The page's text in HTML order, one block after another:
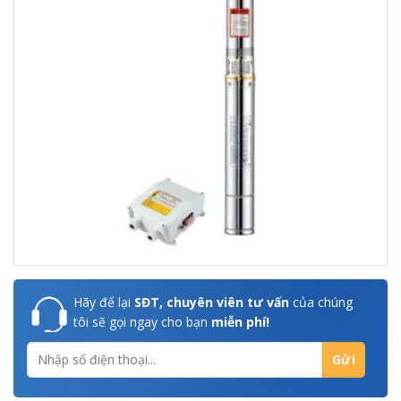
Hãy để lại SĐT, chuyên viên tư vấn của chúng
tôi sẽ gọi ngay cho bạn miễn phí!